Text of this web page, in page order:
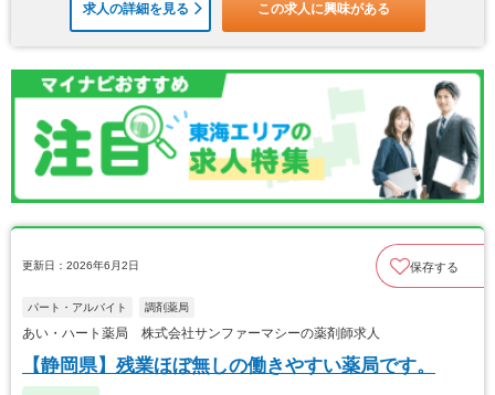
求人の詳細を見る この求人に興味がある
更新日：2026年6月2日 保存する
パート・アルバイト 調剤薬局
あい・ハート薬局 株式会社サンファーマシーの薬剤師求人
【静岡県】残業ほぼ無しの働きやすい薬局です。